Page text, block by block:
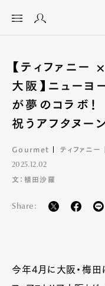
【ティファニー
大阪】ニューヨ
が夢のコラボ
祝うアフタヌー
Gourmet ティファニー
2025.12.02
文：植田沙羅
Share:
今年4月に大阪・梅田